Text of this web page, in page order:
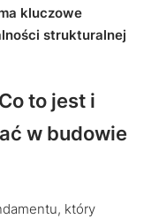
kluczowe
strukturalnej
to jest i
w budowie
który